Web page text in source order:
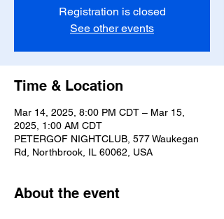
Registration is closed
See other events
Time & Location
Mar 14, 2025, 8:00 PM CDT – Mar 15,
2025, 1:00 AM CDT
PETERGOF NIGHTCLUB, 577 Waukegan
Rd, Northbrook, IL 60062, USA
About the event